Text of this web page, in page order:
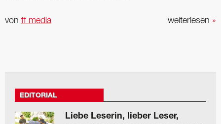
weiterlesen »
von ff media
EDITORIAL
Liebe Leserin, lieber Leser,